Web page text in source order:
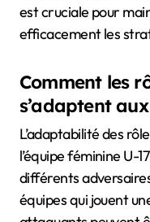
est cruciale pour
efficacement les
Comment les
s’adaptent
L’adaptabilité des
l’équipe féminine U-
différents
équipes qui jouent